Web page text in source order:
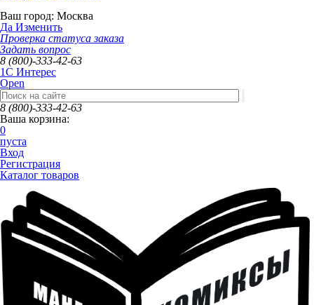
Ваш город: Москва
Да Изменить
Проверка статуса заказа
Задать вопрос
8 (800)-333-42-63
1C Интерес
Open
8 (800)-333-42-63
Ваша корзина:
0
пуста
Вход
Регистрация
Каталог товаров